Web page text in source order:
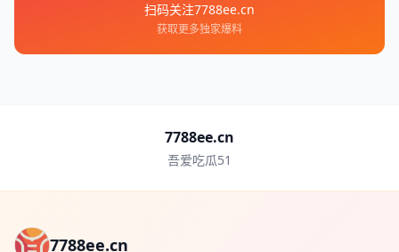
扫码关注7788ee.cn
获取更多独家爆料
7788ee.cn
吾爱吃瓜51
7788ee.cn